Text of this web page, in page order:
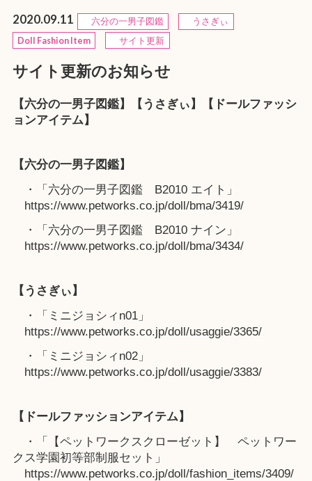
2020.09.11 六分の一男子図鑑
うさぎぃ
Doll Fashion Item
サイト更新
サイト更新のお知らせ
【六分の一男子図鑑】【うさぎぃ】【ドールファッシ
ョンアイテム】
【六分の一男子図鑑】
・「六分の一男子図鑑 B2010 エイト」
https://www.petworks.co.jp/doll/bma/3419/
・「六分の一男子図鑑 B2010 ナイン」
https://www.petworks.co.jp/doll/bma/3434/
【うさぎぃ】
・「ミニジョシィn01」
https://www.petworks.co.jp/doll/usaggie/3365/
・「ミニジョシィn02」
https://www.petworks.co.jp/doll/usaggie/3383/
【ドールファッションアイテム】
・「【ペットワークスクローゼット】 ペットワー
クス学園初等部制服セット」
https://www.petworks.co.jp/doll/fashion_items/3409/